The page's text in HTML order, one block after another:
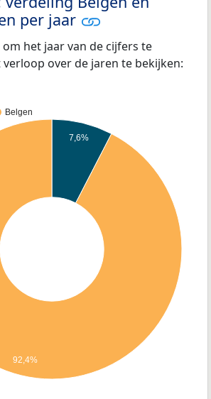
per jaar
het jaar van de cijfers te
over de jaren te bekijken:
Belgen
7,6%
92,4%